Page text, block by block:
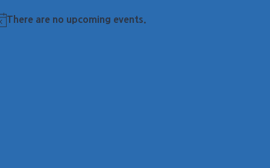
There are no upcoming events.